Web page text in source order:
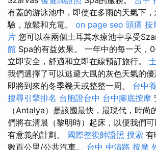
有蓋的游泳池中，即使在多雨的天氣下
驗，放鬆和充電。 on page seo 頭痛 按
片 您可以在兩個土耳其水療池中享受
館 Spa的有益效果。 一年中的每一天，
立即安全，舒適和立即在線預訂旅行。
我們選擇了可以逃避大風的灰色天氣的
即將到來的冬季幾天或整整一周。 台中
搜尋引擎排名 台胞證台中 台中腳底按摩
（Antalya）是該國最快，最現代，時尚
們將在清晨（黎明時）起床，以便我們
有意義的計劃。 國際整復師證照 搜索 有
數百公里/公共汽車。 台中 中清路 按摩